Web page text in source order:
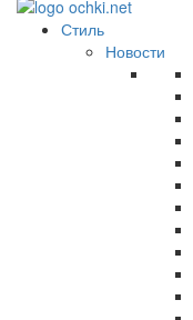
Стиль
Новости